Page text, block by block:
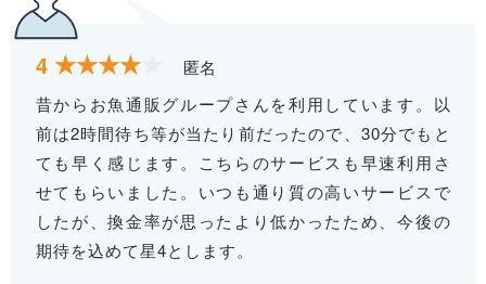
4
匿名
昔からお魚通販グループさんを利用しています。以
前は2時間待ち等が当たり前だったので、30分でもと
ても早く感じます。こちらのサービスも早速利用さ
せてもらいました。いつも通り質の高いサービスで
したが、換金率が思ったより低かったため、今後の
期待を込めて星4とします。